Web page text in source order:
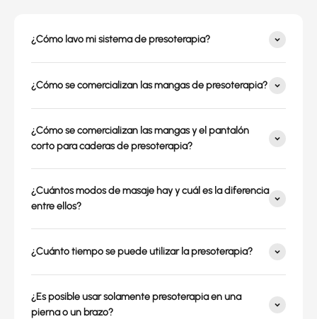
¿Cómo lavo mi sistema de presoterapia?
¿Cómo se comercializan las mangas de presoterapia?
¿Cómo se comercializan las mangas y el pantalón
corto para caderas de presoterapia?
¿Cuántos modos de masaje hay y cuál es la diferencia
entre ellos?
¿Cuánto tiempo se puede utilizar la presoterapia?
¿Es posible usar solamente presoterapia en una
pierna o un brazo?